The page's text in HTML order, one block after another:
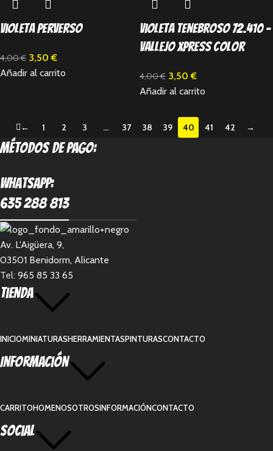
Violeta Perverso
4,00€ 3,50€
Añadir al carrito
Violeta tenebroso 72.410 –
Vallejo Xpress Color
4,00€ 3,50€
Añadir al carrito
← 1 2 3 … 37 38 39 40 41 42 →
métodos de pago:
Whatsapp:
635 288 813
Av. L'Aigüera, 9,
03501 Benidorm, Alicante
Tel: 965 85 33 65
Tienda
INICIOMINIATURASHERRAMIENTASPINTURASCONTACTO
Información
CARRITOHOMENOSOTROSINFORMACIÓNCONTACTO
Social